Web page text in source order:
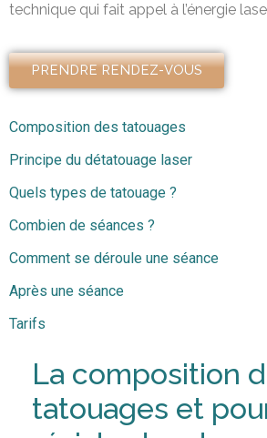
technique qui fait appel à l’énergie
PRENDRE RENDEZ-VOUS
Composition des tatouages
Principe du détatouage laser
Quels types de tatouage ?
Combien de séances ?
Comment se déroule une séance
Après une séance
Tarifs
La composition
tatouages et